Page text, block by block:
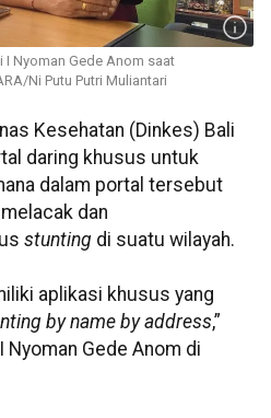
I Nyoman Gede Anom saat
Ni Putu Putri Muliantari
Kesehatan (Dinkes) Bali
daring khusus untuk
dalam portal tersebut
dan
stunting di suatu wilayah.
aplikasi khusus yang
by name by address,”
Nyoman Gede Anom di